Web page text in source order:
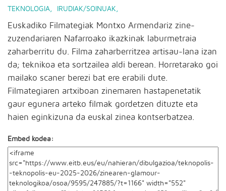
TEKNOLOGIA IRUDIAK/SOINUAK
Euskadiko Filmategiak Montxo Armendariz zine-
zuzendariaren Nafarroako ikazkinak laburmetraia
zaharberritu du. Filma zaharberritzea artisau-lana izan
da; teknikoa eta sortzailea aldi berean. Horretarako goi
mailako scaner berezi bat ere erabili dute.
Filmategiaren artxiboan zinemaren hastapenetatik
gaur egunera arteko filmak gordetzen dituzte eta
haien eginkizuna da euskal zinea kontserbatzea.
Embed kodea: